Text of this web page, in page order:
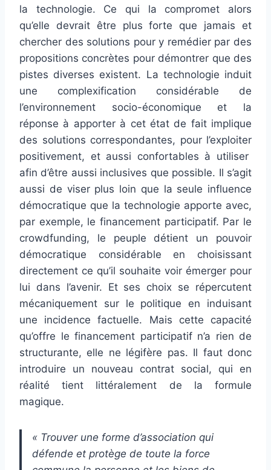
la technologie. Ce qui la compromet alors
qu’elle devrait être plus forte que jamais et
chercher des solutions pour y remédier par des
propositions concrètes pour démontrer que des
pistes diverses existent. La technologie induit
une complexification considérable de
l’environnement socio-économique et la
réponse à apporter à cet état de fait implique
des solutions correspondantes, pour l’exploiter
positivement, et aussi confortables à utiliser
afin d’être aussi inclusives que possible. Il s’agit
aussi de viser plus loin que la seule influence
démocratique que la technologie apporte avec,
par exemple, le financement participatif. Par le
crowdfunding, le peuple détient un pouvoir
démocratique considérable en choisissant
directement ce qu’il souhaite voir émerger pour
lui dans l’avenir. Et ses choix se répercutent
mécaniquement sur le politique en induisant
une incidence factuelle. Mais cette capacité
qu’offre le financement participatif n’a rien de
structurante, elle ne légifère pas. Il faut donc
introduire un nouveau contrat social, qui en
réalité tient littéralement de la formule
magique.
« Trouver une forme d’association qui
défende et protège de toute la force